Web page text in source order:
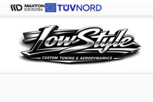
содержимому